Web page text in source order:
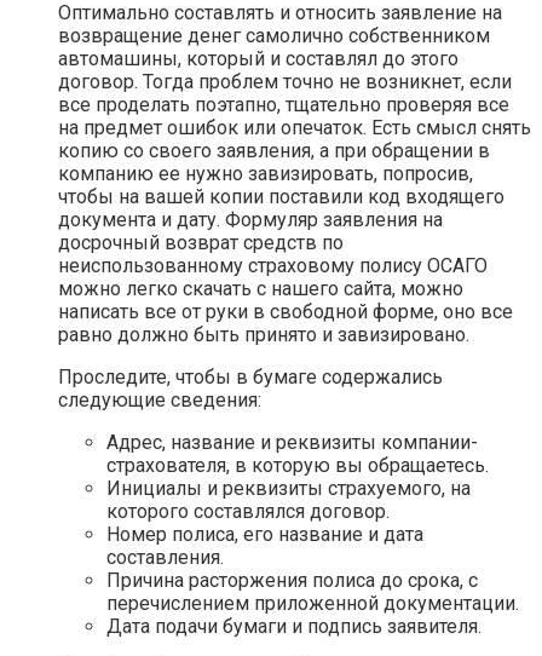
Оптимально составлять и относить заявление на
возвращение денег самолично собственником
автомашины, который и составлял до этого
договор. Тогда проблем точно не возникнет, если
все проделать поэтапно, тщательно проверяя все
на предмет ошибок или опечаток. Есть смысл снять
копию со своего заявления, а при обращении в
компанию ее нужно завизировать, попросив,
чтобы на вашей копии поставили код входящего
документа и дату. Формуляр заявления на
досрочный возврат средств по
неиспользованному страховому полису ОСАГО
можно легко скачать с нашего сайта, можно
написать все от руки в свободной форме, оно все
равно должно быть принято и завизировано.
Проследите, чтобы в бумаге содержались
следующие сведения:
Адрес, название и реквизиты компании-
страхователя, в которую вы обращаетесь.
Инициалы и реквизиты страхуемого, на
которого составлялся договор.
Номер полиса, его название и дата
составления.
Причина расторжения полиса до срока, с
перечислением приложенной документации.
Дата подачи бумаги и подпись заявителя.